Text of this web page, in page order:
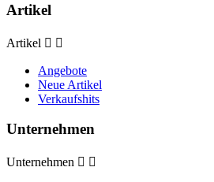
Artikel
Artikel  
Angebote
Neue Artikel
Verkaufshits
Unternehmen
Unternehmen  